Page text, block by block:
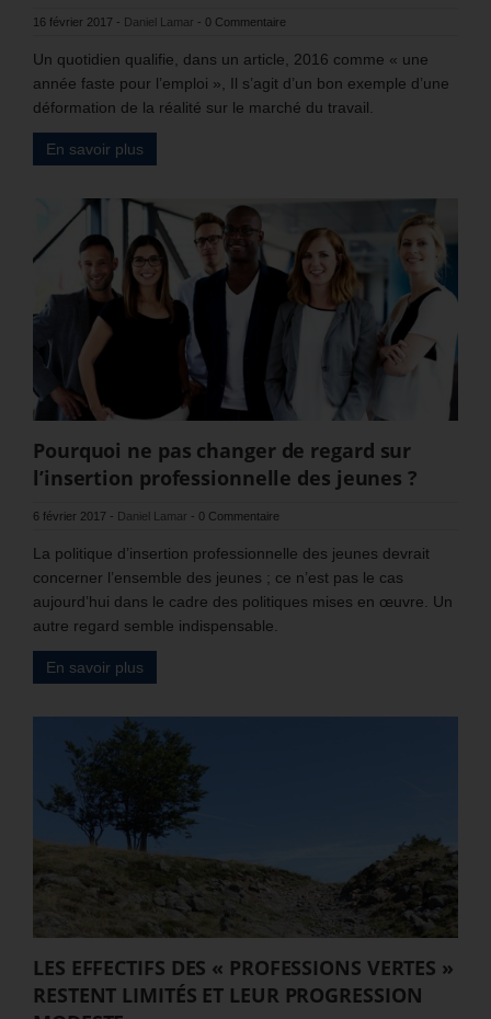
16 février 2017 - Daniel Lamar - 0 Commentaire
Un quotidien qualifie, dans un article, 2016 comme « une
année faste pour l’emploi », Il s’agit d’un bon exemple d’une
déformation de la réalité sur le marché du travail.
En savoir plus
Pourquoi ne pas changer de regard sur
l’insertion professionnelle des jeunes ?
6 février 2017 - Daniel Lamar - 0 Commentaire
La politique d’insertion professionnelle des jeunes devrait
concerner l’ensemble des jeunes ; ce n’est pas le cas
aujourd’hui dans le cadre des politiques mises en œuvre. Un
autre regard semble indispensable.
En savoir plus
LES EFFECTIFS DES « PROFESSIONS VERTES »
RESTENT LIMITÉS ET LEUR PROGRESSION